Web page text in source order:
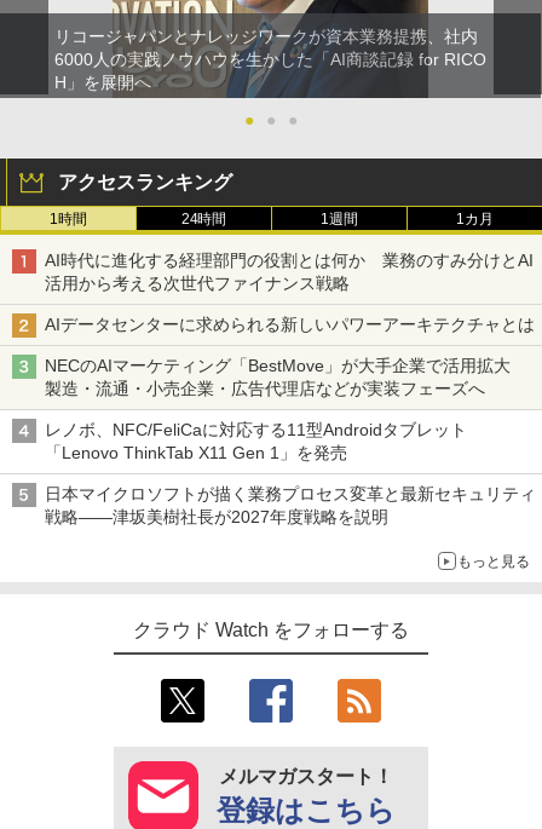
リコージャパンとナレッジワークが資本業務提携、社内
6000人の実践ノウハウを生かした「AI商談記録 for RICO
H」を展開へ
●
● ●
アクセスランキング
1時間 24時間 1週間 1カ月
AI時代に進化する経理部門の役割とは何か 業務のすみ分けとAI
活用から考える次世代ファイナンス戦略
AIデータセンターに求められる新しいパワーアーキテクチャとは
NECのAIマーケティング「BestMove」が大手企業で活用拡大
製造・流通・小売企業・広告代理店などが実装フェーズへ
レノボ、NFC/FeliCaに対応する11型Androidタブレット
「Lenovo ThinkTab X11 Gen 1」を発売
日本マイクロソフトが描く業務プロセス変革と最新セキュリティ
戦略――津坂美樹社長が2027年度戦略を説明
もっと見る
クラウド Watch をフォローする
メルマガスタート！
登録はこちら